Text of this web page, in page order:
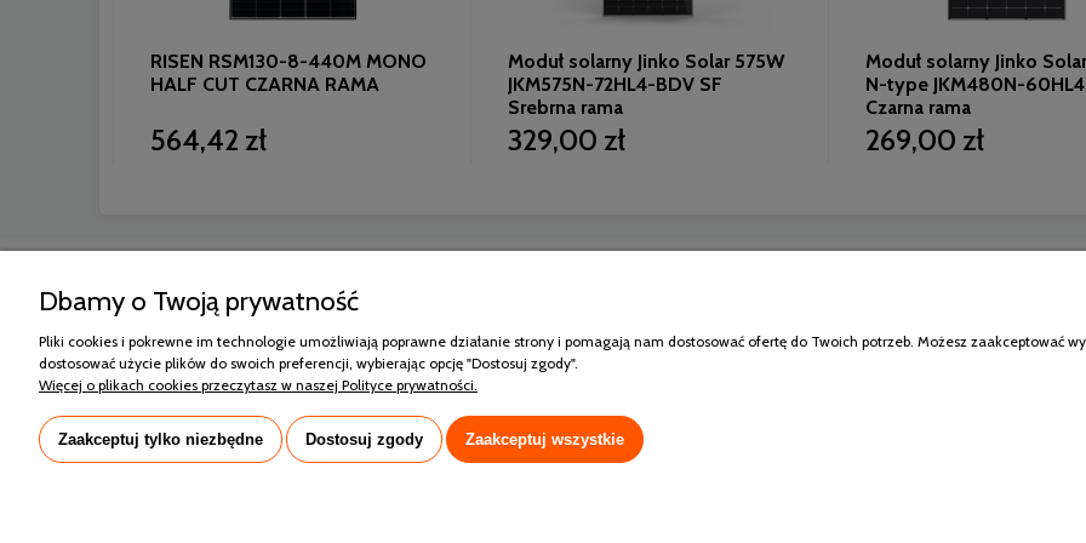
RISEN RSM130-8-440M MONO
HALF CUT CZARNA RAMA
564,42 zł
Moduł solarny Jinko Solar 575W
JKM575N-72HL4-BDV SF
Srebrna rama
329,00 zł
Moduł solarny Jinko
N-type JKM480N-
Czarna rama
269,00 zł
Formy płatności
Koszt dostawy
Reklamacje i zwroty
Sprawdź gwarancję modułów Jinko
Przechowalnia
Dbamy o Twoją prywatność
Pliki cookies i pokrewne im technologie umożliwiają poprawne działanie strony i pomagają nam dostosować ofertę do Twoich potrzeb. Możesz zaakceptować
dostosować użycie plików do swoich preferencji, wybierając opcję "Dostosuj zgody".
Więcej o plikach cookies przeczytasz w naszej Polityce prywatności.
Zaakceptuj tylko niezbędne Dostosuj zgody Zaakceptuj wszystkie